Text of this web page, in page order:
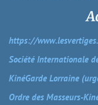
https://
Société Internationale
KinéGarde Lorraine
Ordre des Masseurs-